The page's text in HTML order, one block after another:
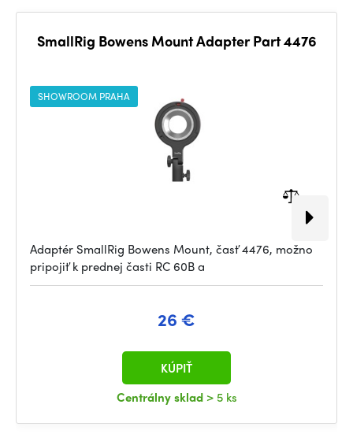
SmallRig Bowens Mount Adapter Part 4476
SHOWROOM PRAHA
Adaptér SmallRig Bowens Mount, časť 4476, možno
pripojiť k prednej časti RC 60B a
26 €
Centrálny sklad > 5 ks
KÚPIŤ